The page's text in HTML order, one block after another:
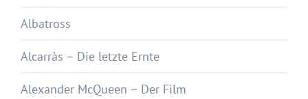
Albatross
Alcarràs – Die letzte Ernte
Alexander McQueen – Der Film